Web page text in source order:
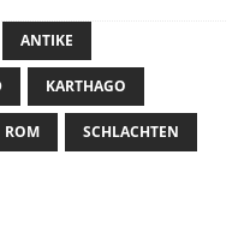
ANTIKE
KARTHAGO
ROM SCHLACHTEN